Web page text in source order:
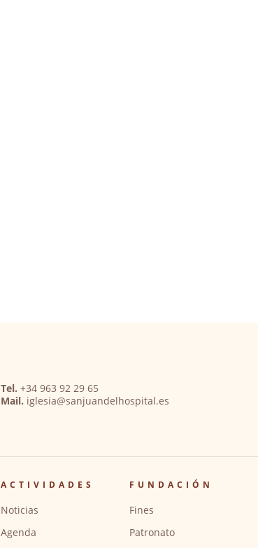
Tel. +34 963 92 29 65
Mail. iglesia@sanjuandelhospital.es
ACTIVIDADES
Noticias
Agenda
FUNDACIÓN
Fines
Patronato